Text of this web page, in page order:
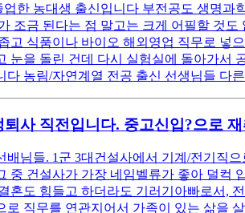
업한 농대생 출신입니다 부전공도 생명과
조금 된다는 점 말고는 크게 어필할 것
고 식품이나 바이오 해외영업 직무로 넣
눈을 돌린 건데 다시 실험실에 돌아가서
다 농림/자연계열 전공 출신 선생님들 다
퇴사 직전입니다. 중고신입?으로
배님들. 1군 3대건설사에서 기계/전기직
중 건설사가 가장 네임벨류가 좋아 덜컥
혼도 힘들고 하더라도 기러기아빠로서,
로 직무를 연관지어서 가족이 있는 삶을